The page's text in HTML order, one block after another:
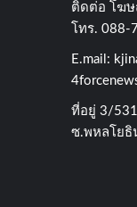
ติดต่อ​ โฆ
โทร​.
E.mail:
ที่อยู่​ 3/
ซ.พหลโยธิ